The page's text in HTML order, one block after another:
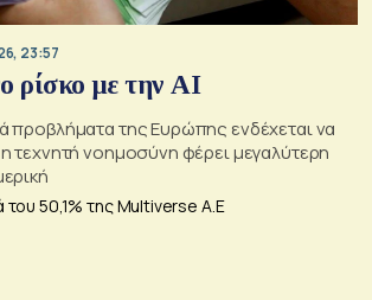
23:57
ρίσκο με την ΑΙ
προβλήματα της Ευρώπης ενδέχεται να
τεχνητή νοημοσύνη φέρει μεγαλύτερη